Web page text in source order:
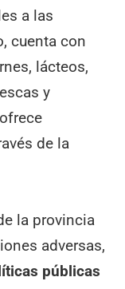
a las
cuenta con
lácteos,
y
de la
la provincia
adversas,
públicas